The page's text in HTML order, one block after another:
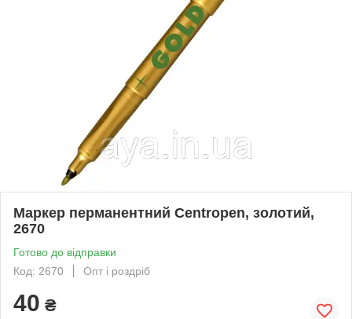
Маркер перманентний Centropen, золотий,
2670
Готово до відправки
Код: 2670
Опт і роздріб
40 ₴